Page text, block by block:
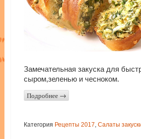
Замечательная закуска для
сыром,зеленью и чесноком.
Подробнее →
Категория Рецепты 2017 Салаты